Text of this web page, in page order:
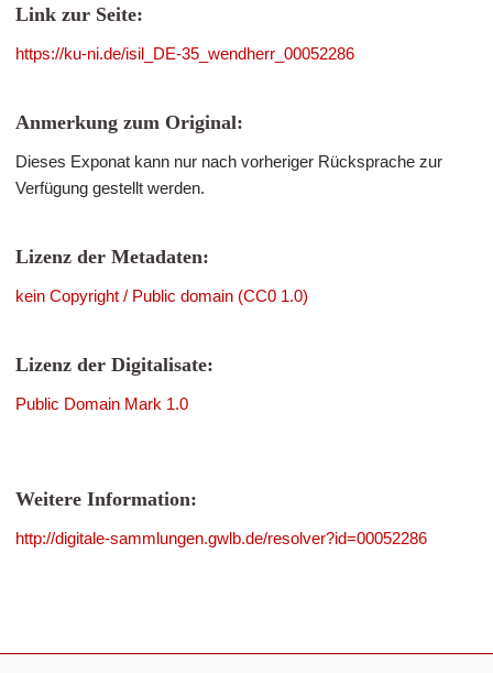
Link zur Seite:
https://ku-ni.de/isil_DE-35_wendherr_00052286
Anmerkung zum Original:
Dieses Exponat kann nur nach vorheriger Rücksprache zur
Verfügung gestellt werden.
Lizenz der Metadaten:
kein Copyright / Public domain (CC0 1.0)
Lizenz der Digitalisate:
Public Domain Mark 1.0
Weitere Information:
http://digitale-sammlungen.gwlb.de/resolver?id=00052286